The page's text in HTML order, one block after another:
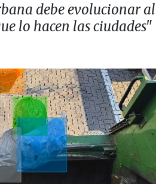
debe evolucionar al
lo hacen las ciudades"